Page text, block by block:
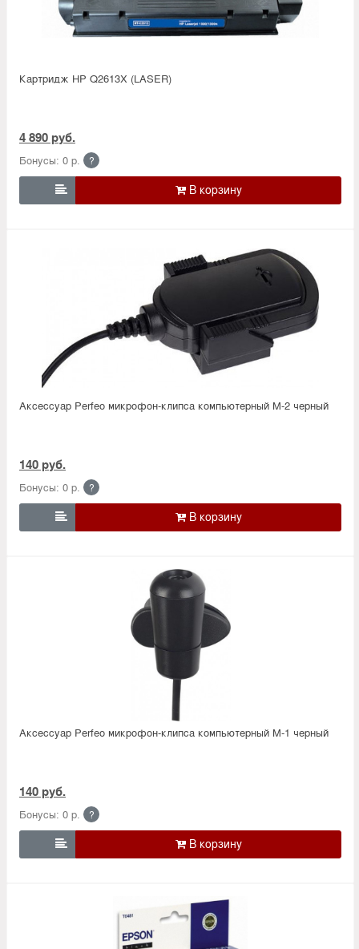
Картридж HP Q2613X (LASER)
4 890 руб.
Бонусы: 0 р. ?

Аксессуар Perfeo микрофон-клипса компьютерный M-2 черный
140 руб.
Бонусы: 0 р. ?

Аксессуар Perfeo микрофон-клипса компьютерный M-1 черный
140 руб.
Бонусы: 0 р. ?
